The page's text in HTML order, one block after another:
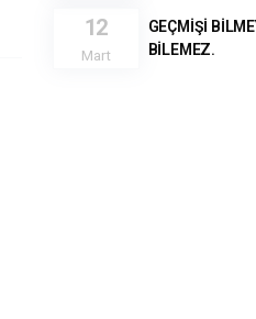
12
Mart
GEÇMİŞİ
BİLEMEZ.